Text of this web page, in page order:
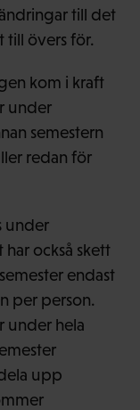
till det
till övers för.
kom i kraft
under
semestern
redan för
under
också skett
endast
per person.
under hela
upp